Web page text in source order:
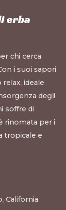
erba
chi cerca
i suoi sapori
ideale
degli
soffre di
rinomata per i
tropicale e
California